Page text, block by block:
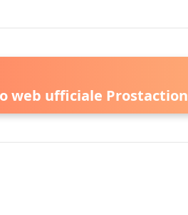
web ufficiale Prostaction